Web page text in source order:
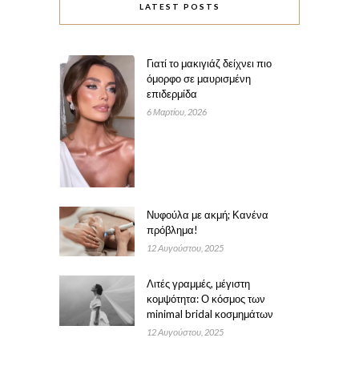
LATEST POSTS
Γιατί το μακιγιάζ δείχνει πιο
όμορφο σε μαυρισμένη
επιδερμίδα
6 Μαρτίου, 2026
Νυφούλα με ακμή; Κανένα
πρόβλημα!
12 Αυγούστου, 2025
Λιτές γραμμές, μέγιστη
κομψότητα: Ο κόσμος των
minimal bridal κοσμημάτων
12 Αυγούστου, 2025